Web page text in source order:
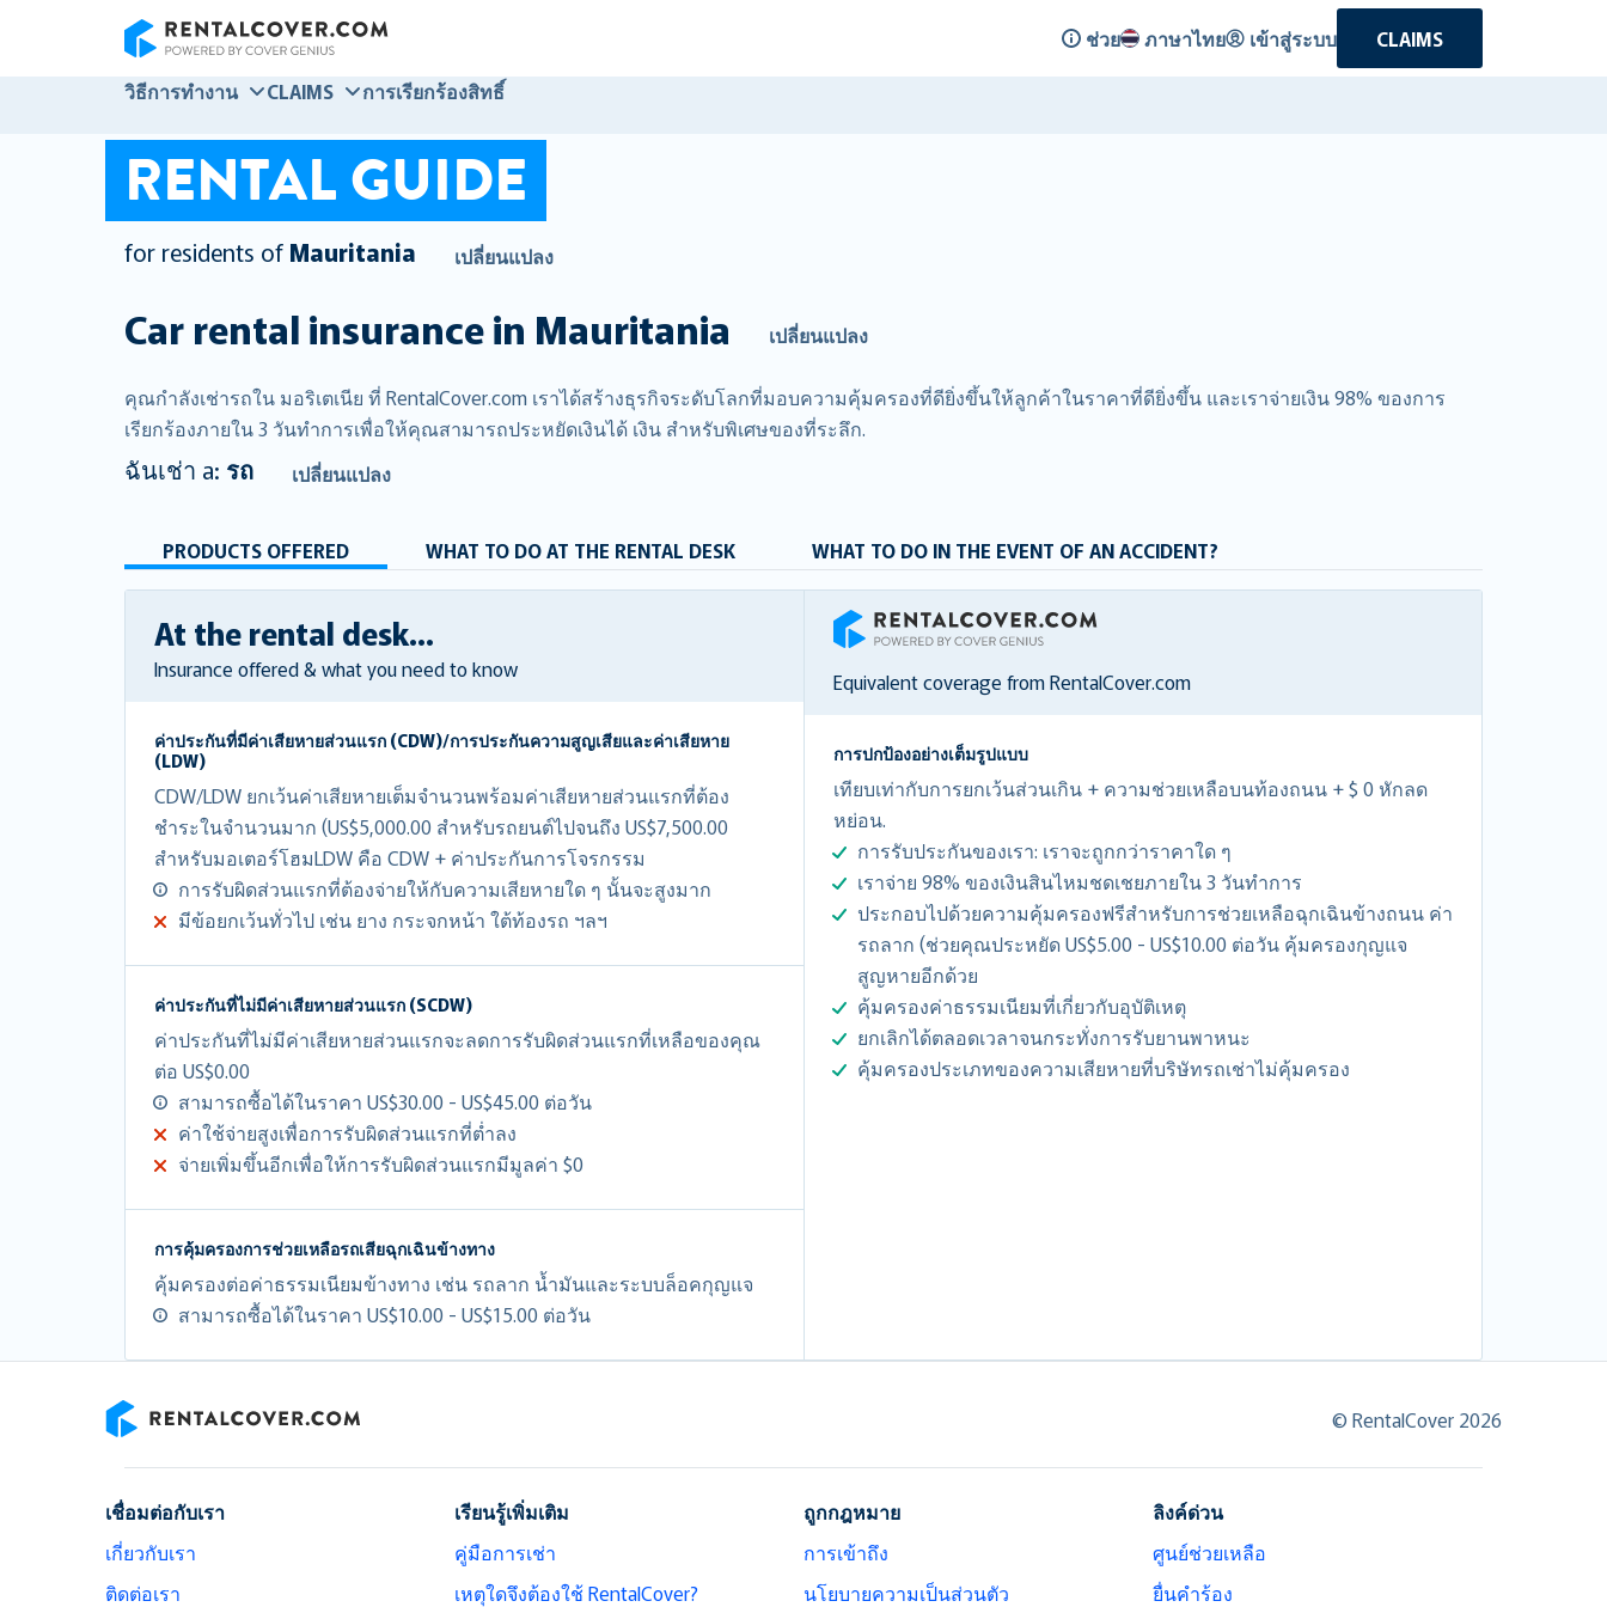
ช่วย ภาษาไทย เข้าสู่ระบบ
CLAIMS
วิธีการทำงาน
CLAIMS การเรียกร้องสิทธิ์
RENTAL GUIDE
for residents of Mauritania เปลี่ยนแปลง
Car rental insurance in Mauritania เปลี่ยนแปลง
คุณกำลังเช่ารถใน มอริเตเนีย ที่ RentalCover.com เราได้สร้างธุรกิจระดับโลกที่มอบความคุ้มครองที่ดียิ่งขึ้นให้ลูกค้าในราคาที่ดียิ่งขึ้น และเราจ่ายเงิน 98% ของการ
เรียกร้องภายใน 3 วันทำการเพื่อให้คุณสามารถประหยัดเงินได้ เงิน สำหรับพิเศษของที่ระลึก.
ฉันเช่า a: รถ เปลี่ยนแปลง
PRODUCTS OFFERED WHAT TO DO AT THE RENTAL DESK WHAT TO DO IN THE EVENT OF AN ACCIDENT?
At the rental desk...
Insurance offered & what you need to know
ค่าประกันที่มีค่าเสียหายส่วนแรก (CDW)/การประกันความสูญเสียและค่าเสียหาย
(LDW)
CDW/LDW ยกเว้นค่าเสียหายเต็มจำนวนพร้อมค่าเสียหายส่วนแรกที่ต้อง
ชำระในจำนวนมาก (US$5,000.00 สำหรับรถยนต์ไปจนถึง US$7,500.00
สำหรับมอเตอร์โฮมLDW คือ CDW + ค่าประกันการโจรกรรม
การรับผิดส่วนแรกที่ต้องจ่ายให้กับความเสียหายใด ๆ นั้นจะสูงมาก
มีข้อยกเว้นทั่วไป เช่น ยาง กระจกหน้า ใต้ท้องรถ ฯลฯ
ค่าประกันที่ไม่มีค่าเสียหายส่วนแรก (SCDW)
ค่าประกันที่ไม่มีค่าเสียหายส่วนแรกจะลดการรับผิดส่วนแรกที่เหลือของคุณ
ต่อ US$0.00
สามารถซื้อได้ในราคา US$30.00 - US$45.00 ต่อวัน
ค่าใช้จ่ายสูงเพื่อการรับผิดส่วนแรกที่ต่ำลง
จ่ายเพิ่มขึ้นอีกเพื่อให้การรับผิดส่วนแรกมีมูลค่า $0
การคุ้มครองการช่วยเหลือรถเสียฉุกเฉินข้างทาง
คุ้มครองต่อค่าธรรมเนียมข้างทาง เช่น รถลาก น้ำมันและระบบล็อคกุญแจ
สามารถซื้อได้ในราคา US$10.00 - US$15.00 ต่อวัน
RentalCover
Equivalent coverage from RentalCover.com
การปกป้องอย่างเต็มรูปแบบ
เทียบเท่ากับการยกเว้นส่วนเกิน + ความช่วยเหลือบนท้องถนน + $ 0 หักลด
หย่อน.
การรับประกันของเรา: เราจะถูกกว่าราคาใด ๆ
เราจ่าย 98% ของเงินสินไหมชดเชยภายใน 3 วันทำการ
ประกอบไปด้วยความคุ้มครองฟรีสำหรับการช่วยเหลือฉุกเฉินข้างถนน ค่า
รถลาก (ช่วยคุณประหยัด US$5.00 - US$10.00 ต่อวัน คุ้มครองกุญแจ
สูญหายอีกด้วย
คุ้มครองค่าธรรมเนียมที่เกี่ยวกับอุบัติเหตุ
ยกเลิกได้ตลอดเวลาจนกระทั่งการรับยานพาหนะ
คุ้มครองประเภทของความเสียหายที่บริษัทรถเช่าไม่คุ้มครอง
© RentalCover 2026
เชื่อมต่อกับเรา
เกี่ยวกับเรา
ติดต่อเรา
เรียนรู้เพิ่มเติม
คู่มือการเช่า
เหตุใดจึงต้องใช้ RentalCover?
ถูกกฎหมาย
การเข้าถึง
นโยบายความเป็นส่วนตัว
ลิงค์ด่วน
ศูนย์ช่วยเหลือ
ยื่นคำร้อง